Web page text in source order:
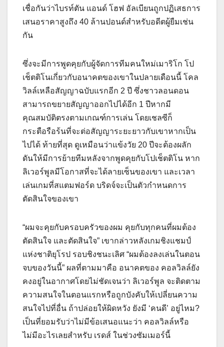
เชื่อกันว่าไบรท์ตัน แอนด์ โฮฟ อัลเบียนถูกปฏิเสธการ
เสนอราคาสูงถึง 40 ล้านปอนด์สำหรับอดีตผู้ยืมเช่น
กัน
ซึ่งจะมีการพูดคุยกับผู้จัดการทีมคนใหม่เมาริโก โป
เช็ตติโนเกี่ยวกับอนาคตของเขาในปลายเดือนนี้ โคล
วิลล์เหลือสัญญาฉบับแรกอีก 2 ปี ซึ่งชาวลอนดอน
สามารถขยายสัญญาออกไปได้อีก 1 ปีหากมี
คุณสมบัติตรงตามเกณฑ์การเล่น โดยเชลซีก็
กระตือรือร้นที่จะต่อสัญญาระยะยาวกับเขาหากเป็น
ไปได้ ท้ายที่สุด ดูเหมือนว่าแข้งวัย 20 ปีจะต้องผลัก
ดันให้มีการย้ายทีมหลังจากพูดคุยกับโปเช็ตติโน หาก
ลิเวอร์พูลมีโอกาสที่จะได้ลายเซ็นของเขา และเวลา
เล่นเกมที่สแตมฟอร์ด บริดจ์จะเป็นตัวกำหนดการ
ตัดสินใจของเขา
“ผมจะคุยกับครอบครัวของผม คุยกับทุกคนที่ผมต้อง
ตัดสินใจ และตัดสินใจ” เขากล่าวหลังเกมชิงแชมป์
แห่งชาติยุโรป รอบชิงชนะเลิศ “ผมต้องลงเล่นในตอน
จบของวันนี้” ผลที่ตามมาคือ อนาคตของ คอลวิลล์ยัง
คงอยู่ในอากาศโดยไม่ชัดเจนว่า ลิเวอร์พูล จะติดตาม
ความสนใจในตอนแรกหรือถูกบังคับให้เปลี่ยนความ
สนใจไปที่อื่น ถ้าปล่อยให้ผิดหวัง ยังมี ‘คนดี’ อยู่ไหม?
เป็นที่ยอมรับว่าไม่มีข้อเสนอแนะว่า คอลวิลล์หรือ
ไม่มีอะไรเลยสำหรับ เรดส์ ในช่วงซัมเมอร์นี้